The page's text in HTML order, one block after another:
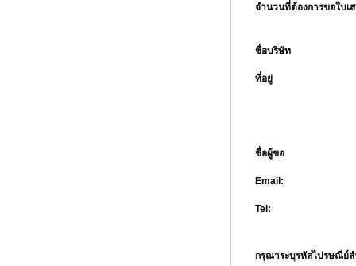
จำนวนที่ต้องการขอใบเ
ชื่อบริษัท
ที่อยู่
ชื่อผู้ขอ
Email:
Tel:
กรุณาระบุรหัสไปรษณี